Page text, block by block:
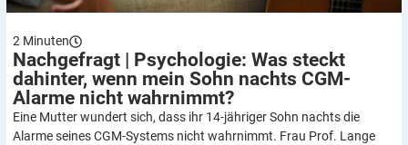
2 Minuten
Nachgefragt | Psychologie: Was steckt
dahinter, wenn mein Sohn nachts CGM-
Alarme nicht wahrnimmt?
Eine Mutter wundert sich, dass ihr 14-jähriger Sohn nachts die
Alarme seines CGM-Systems nicht wahrnimmt. Frau Prof. Lange